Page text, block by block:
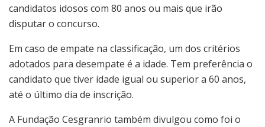
candidatos idosos com 80 anos ou mais que irão
disputar o concurso.
Em caso de empate na classificação, um dos critérios
adotados para desempate é a idade. Tem preferência o
candidato que tiver idade igual ou superior a 60 anos,
até o último dia de inscrição.
A Fundação Cesgranrio também divulgou como foi o